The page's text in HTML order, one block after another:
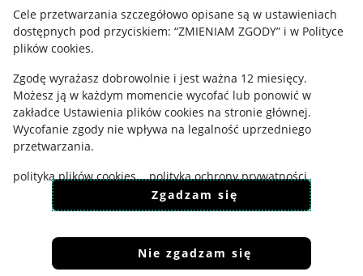
Cele przetwarzania szczegółowo opisane są w ustawieniach
dostępnych pod przyciskiem: “ZMIENIAM ZGODY” i w Polityce
plików cookies.
Zgodę wyrażasz dobrowolnie i jest ważna 12 miesięcy.
Możesz ją w każdym momencie wycofać lub ponowić w
zakładce Ustawienia plików cookies na stronie głównej.
Wycofanie zgody nie wpływa na legalność uprzedniego
przetwarzania.
polityka plików cookies
polityka ochrony prywatności
Zgadzam się
Nie zgadzam się
Informacje dla Aktu o Usługach Cyfrowych
Pobierz aplikację
Korzystanie z serwisu oznacza akceptacjęregulaminu